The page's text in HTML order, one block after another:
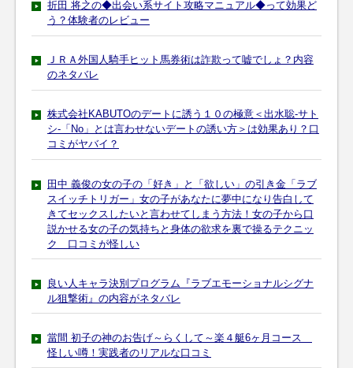
折田 将之の◆出会い系サイト攻略マニュアル◆って効果ど
う？体験者のレビュー
ＪＲＡ外国人騎手ヒット馬券術は詐欺って嘘でしょ？内容
のネタバレ
株式会社KABUTOのデートに誘う１０の極意＜出水聡-サト
シ-「No」とは言わせないデートの誘い方＞は効果あり？口
コミがヤバイ？
田中 義俊の女の子の「好き」と「欲しい」の引き金「ラブ
スイッチトリガー」女の子があなたに夢中になり告白して
きてセックスしたいと言わせてしまう方法！女の子から口
説かせる女の子の気持ちと身体の欲求を裏で操るテクニッ
ク 口コミが怪しい
良い人キャラ決別プログラム『ラブエモーショナルシグナ
ル狙撃術』の内容がネタバレ
當間 初子の神のお告げ～らくして～楽４艇6ヶ月コース
怪しい噂！実践者のリアルな口コミ